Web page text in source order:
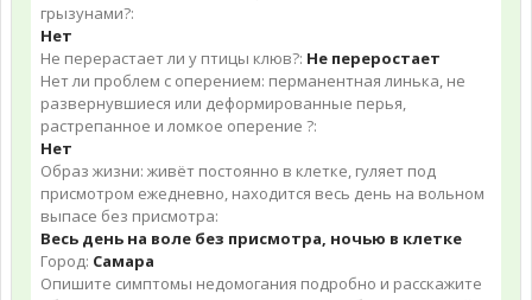
грызунами?:
Нет
Не перерастает ли у птицы клюв?: Не переростает
Нет ли проблем с оперением: перманентная линька, не
развернувшиеся или деформированные перья,
растрепанное и ломкое оперение ?:
Нет
Образ жизни: живёт постоянно в клетке, гуляет под
присмотром ежедневно, находится весь день на вольном
выпасе без присмотра:
Весь день на воле без присмотра, ночью в клетке
Город: Самара
Опишите симптомы недомогания подробно и расскажите